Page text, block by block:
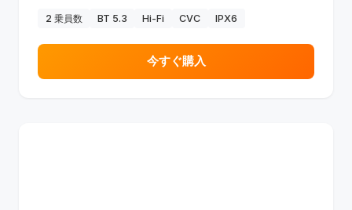
2 乗員数 BT 5.3 Hi-Fi CVC IPX6
今すぐ購入